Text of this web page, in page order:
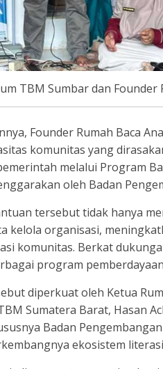
TBM Sumbar dan
Founder Rumah Baca
komunitas yang
melalui Program
oleh Badan
tersebut tidak hanya
kelola organisasi,
komunitas. Berkat
program
diperkuat oleh Ketua
Sumatera Barat, Hasan
Badan
ekosistem